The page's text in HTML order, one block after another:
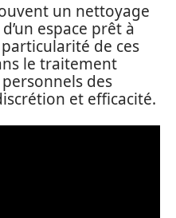
un nettoyage
espace prêt à
de ces
le traitement
des
et efficacité.